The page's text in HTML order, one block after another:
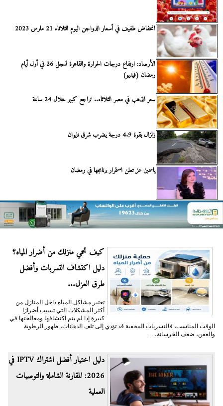
انخفاض طفيف في أسعار الدواجن اليوم الثلاثاء 21 مارس 2023
الأرصاد: ارتفاع درجات الحرارة والقاهرة تسجل 26 في أول أيام
رمضان (فيديو)
سعر الذهب في مصر الثلاثاء.. تراجع كبير خلال 24 ساعة
زلزال بقوة 4.9 درجة يضرب شرق تايوان
ياسمين عز تعلن استمرار برنامجها في رمضان
كيف تحمي منزلك من أضرار المياه؟
دليل اكتشاف التسربات وأفضل
طرق العزل...
تعتبر مشاكل المياه داخل المنازل من
أكثر المشكلات التي تسبب أضرارًا
كبيرة إذا لم يتم اكتشافها ومعالجتها في
الوقت المناسب، فالتسربات المخفية قد تؤدي إلى تلف الدهانات، ظهور الرطوبة
والعفن، ضعف الخرسانة،...
دليل اختيار أفضل اشتراك IPTV في
2026: المقارنة الشاملة والتوصيات
العملية